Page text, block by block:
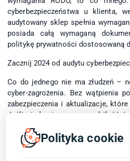
cyberbezpieczeństwa u klienta,
audytowany sklep spełnia
posiada całą wymaganą
politykę prywatności dostosowaną
Zacznij 2024 od audytu
Co do jednego nie ma złudzeń –
cyber-zagrożenia. Bez wątpienia
zabezpieczenia i aktualizacje,
Jeśli nigdy nie przeprowadziłeś/
(lub miało to miejsce dawno
audyt na liście swoich priorytetów
Polityka cookie